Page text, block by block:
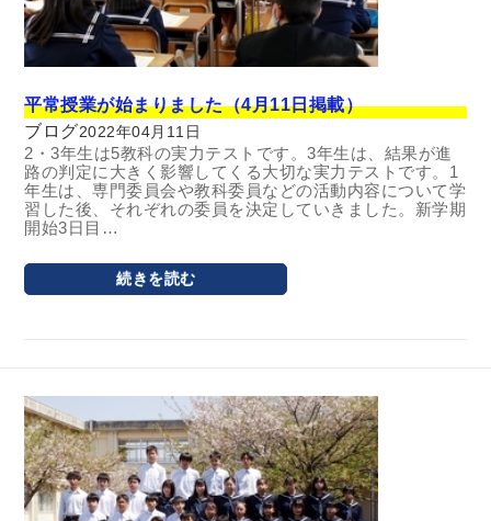
平常授業が始まりました（4月11日掲載）
ブログ2022年04月11日
2・3年生は5教科の実力テストです。3年生は、結果が進
路の判定に大きく影響してくる大切な実力テストです。1
年生は、専門委員会や教科委員などの活動内容について学
習した後、それぞれの委員を決定していきました。新学期
開始3日目…
続きを読む